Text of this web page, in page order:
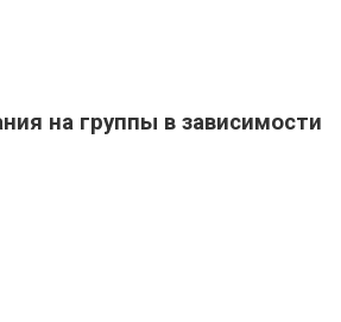
на группы в зависимости